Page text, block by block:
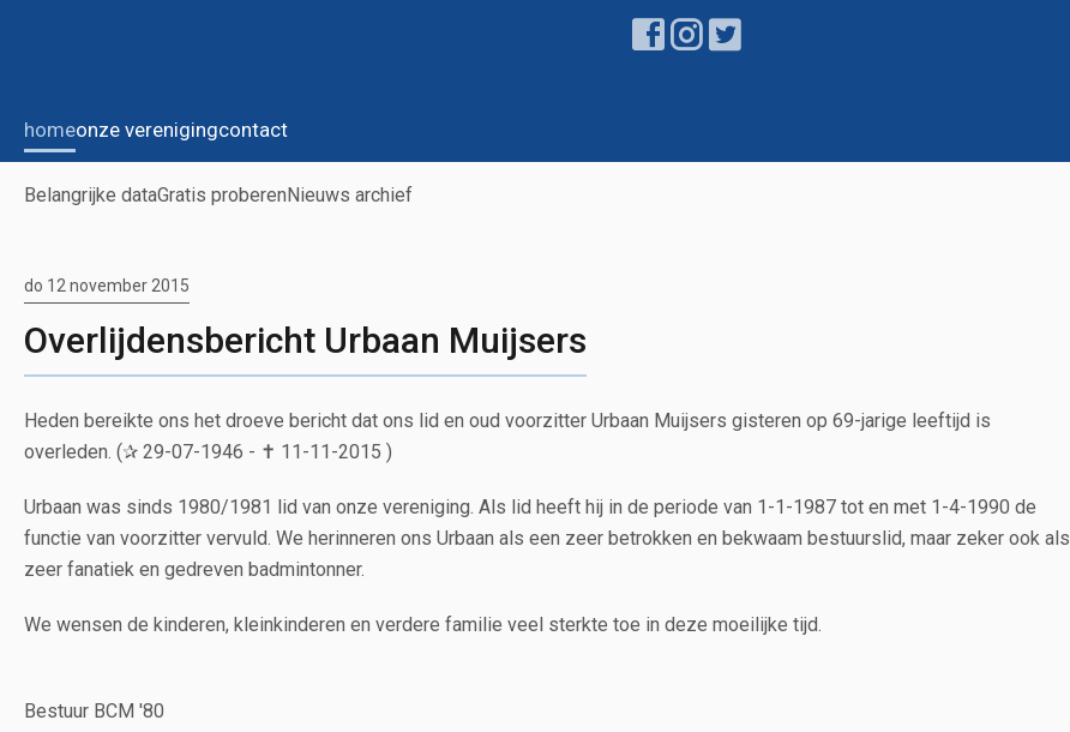
homeonze verenigingcontact
Belangrijke dataGratis proberenNieuws archief
do 12 november 2015
Overlijdensbericht Urbaan Muijsers
Heden bereikte ons het droeve bericht dat ons lid en oud voorzitter Urbaan Muijsers gisteren op 69-jarige leeftijd is
overleden. (✰ 29-07-1946 - ✝ 11-11-2015 )
Urbaan was sinds 1980/1981 lid van onze vereniging. Als lid heeft hij in de periode van 1-1-1987 tot en met 1-4-1990 de
functie van voorzitter vervuld. We herinneren ons Urbaan als een zeer betrokken en bekwaam bestuurslid, maar zeker ook als
zeer fanatiek en gedreven badmintonner.
We wensen de kinderen, kleinkinderen en verdere familie veel sterkte toe in deze moeilijke tijd.
Bestuur BCM '80